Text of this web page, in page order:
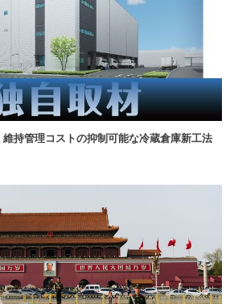
維持管理コストの抑制可能な冷蔵倉庫新工法